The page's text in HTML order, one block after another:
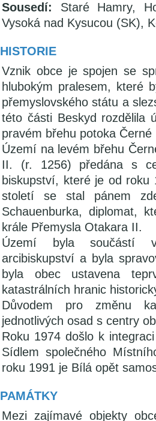
Sousedí: Staré Hamry,
Vysoká nad Kysucou (SK),
HISTORIE
Vznik obce je spojen se
hlubokým pralesem, které
přemyslovského státu a
této části Beskyd rozdělila
pravém břehu potoka
Území na levém břehu
II. (r. 1256) předána s
biskupství, které je od roku
století se stal pánem
Schauenburka, diplomat,
krále Přemysla Otakara II.
Území byla součástí
arcibiskupství a byla
byla obec ustavena
katastrálních hranic
Důvodem pro změnu
jednotlivých osad s centry
Roku 1974 došlo k
Sídlem společného
roku 1991 je Bílá opět
PAMÁTKY
Mezi zajímavé objekty